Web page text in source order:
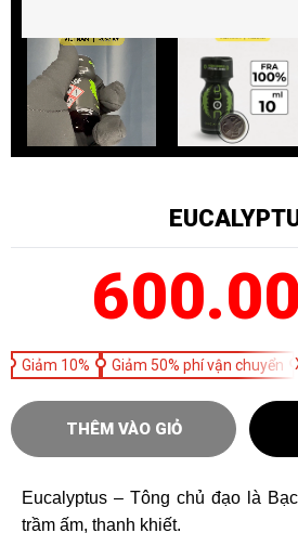
Giảm 10% Giảm 50% phí vận chuyển
THÊM VÀO GIỎ
Eucalyptus – Tông chủ đạo là
trầm ấm, thanh khiết.